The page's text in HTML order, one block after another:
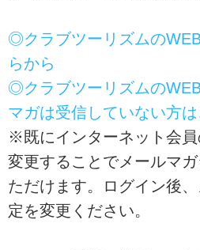
◎クラブツーリズムの
らから
◎クラブツーリズムの
マガは受信していない方
※既にインターネット会
変更することでメールマ
ただけます。ログイン後
定を変更ください。